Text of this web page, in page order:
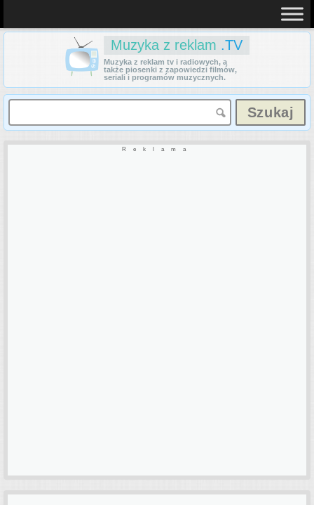
Muzyka z reklam .TV
Muzyka z reklam tv i radiowych, a
także piosenki z zapowiedzi filmów,
seriali i programów muzycznych.
Reklama